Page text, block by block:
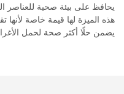
يحافظ على بيئة صحية للعناصر
هذه الميزة لها قيمة خاصة لأنها
يضمن حلًا أكثر صحة لحمل